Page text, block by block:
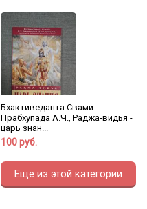
Бхактиведанта Свами
Прабхупада А.Ч., Раджа-видья -
царь знан...
100 руб.
Еще из этой категории